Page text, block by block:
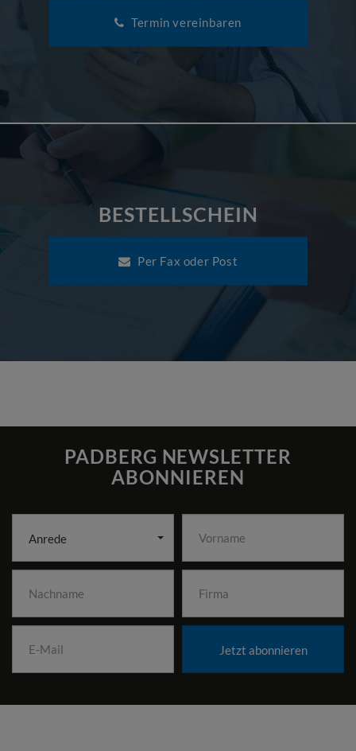
Termin vereinbaren
BESTELLSCHEIN
Per Fax oder Post
PADBERG NEWSLETTER
ABONNIEREN
Anrede
Jetzt abonnieren